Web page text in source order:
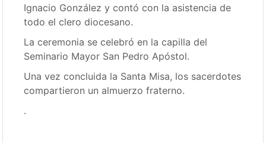
Ignacio González y contó con la asistencia de
todo el clero diocesano.
La ceremonia se celebró en la capilla del
Seminario Mayor San Pedro Apóstol.
Una vez concluida la Santa Misa, los sacerdotes
compartieron un almuerzo fraterno.
.